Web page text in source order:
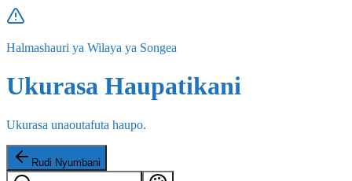
Halmashauri ya Wilaya ya Songea
Ukurasa Haupatikani
Ukurasa unaoutafuta haupo.
Rudi Nyumbani